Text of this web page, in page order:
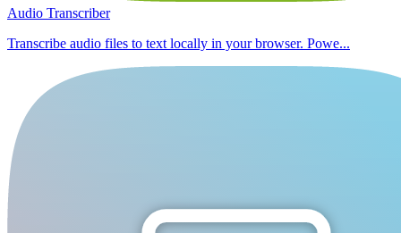
Audio Transcriber
Transcribe audio files to text locally in your browser. Powe...